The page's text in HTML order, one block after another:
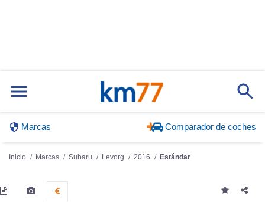
Marcas Comparador de coches
Inicio Marcas Subaru Levorg 2016 Estándar